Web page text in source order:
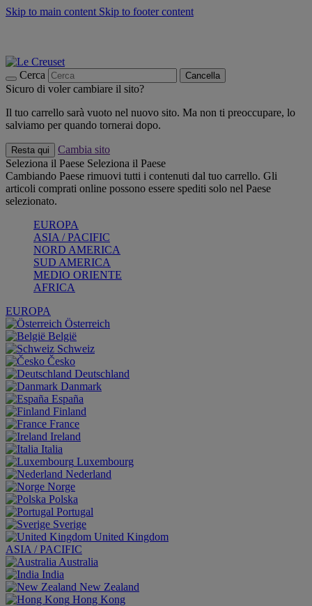
Skip to main content Skip to footer content
Cerca Cancella
Sicuro di voler cambiare il sito?
Il tuo carrello sarà vuoto nel nuovo sito. Ma non ti preoccupare, lo
salviamo per quando tornerai dopo.
Resta qui
Cambia sito
Seleziona il Paese Seleziona il Paese
Cambiando Paese rimuovi tutti i contenuti dal tuo carrello. Gli
articoli comprati online possono essere spediti solo nel Paese
selezionato.
EUROPA
ASIA / PACIFIC
NORD AMERICA
SUD AMERICA
MEDIO ORIENTE
AFRICA
EUROPA
Österreich
België
Schweiz
Česko
Deutschland
Danmark
España
Finland
France
Ireland
Italia
Luxembourg
Nederland
Norge
Polska
Portugal
Sverige
United Kingdom
ASIA / PACIFIC
Australia
India
New Zealand
Hong Kong